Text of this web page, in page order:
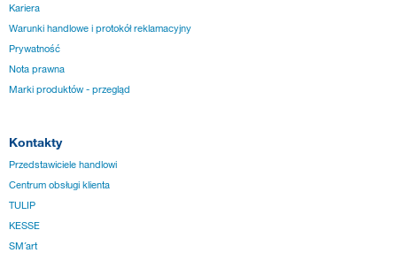
Kariera
Warunki handlowe i protokół reklamacyjny
Prywatność
Nota prawna
Marki produktów - przegląd
Kontakty
Przedstawiciele handlowi
Centrum obsługi klienta
TULIP
KESSE
SM´art